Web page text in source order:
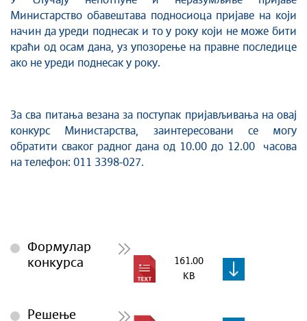
Министарство обавештава подносиоца пријаве на који
начин да уреди поднесак и то у року који не може бити
краћи од осам дана, уз упозорење на правне последице
ако не уреди поднесак у року.
За сва питања везана за поступак пријављивања на овај
конкурс Министарства, заинтересовани се могу
обратити сваког радног дана од 10.00 до 12.00 часова
на телефон: 011 3398-027.
Формулар
конкурса
161.00
KB
Решење